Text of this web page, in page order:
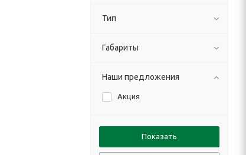
Тип
Габариты
Наши предложения
Акция